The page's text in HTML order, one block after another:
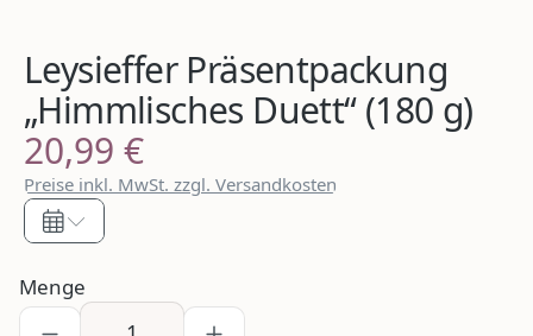
Leysieffer Präsentpackung
„Himmlisches Duett“ (180 g)
Regulärer Preis:
20,99 €
Preise inkl. MwSt. zzgl. Versandkosten
Menge